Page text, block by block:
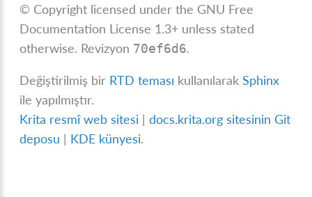
© Copyright licensed under the GNU Free
Documentation License 1.3+ unless stated
otherwise. Revizyon 70ef6d6.
Değiştirilmiş bir RTD teması kullanılarakSphinx
ile yapılmıştır.
Krita resmî web sitesi |docs.krita.org sitesinin Git
deposu | KDE künyesi.